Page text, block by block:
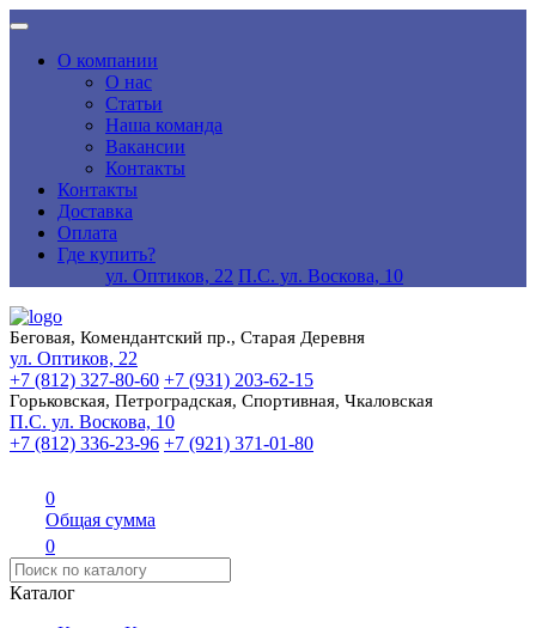
О компании
О нас
Статьи
Наша команда
Вакансии
Контакты
Контакты
Доставка
Оплата
Где купить?
ул. Оптиков, 22 П.С. ул. Воскова, 10
Беговая, Комендантский пр., Старая Деревня
ул. Оптиков, 22
+7 (812) 327-80-60 +7 (931) 203-62-15
Горьковская, Петроградская, Спортивная, Чкаловская
П.С. ул. Воскова, 10
+7 (812) 336-23-96 +7 (921) 371-01-80
0
Общая сумма
0
Каталог